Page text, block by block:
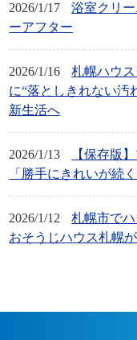
2026/1/17
浴室クリ
ーアフター
2026/1/16
札幌ハウ
に“落としきれない汚
新生活へ
2026/1/13
【保存版
「勝手にきれいが続
2026/1/12
札幌市で
おそうじハウス札幌